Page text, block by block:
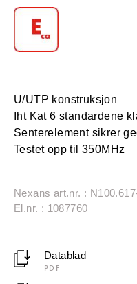
U/UTP konstruksjon
Iht Kat 6 standardene
Senterelement sikrer
Testet opp til 350MHz
Nexans art.nr. :
El.nr. : 1087760
Datablad
PDF